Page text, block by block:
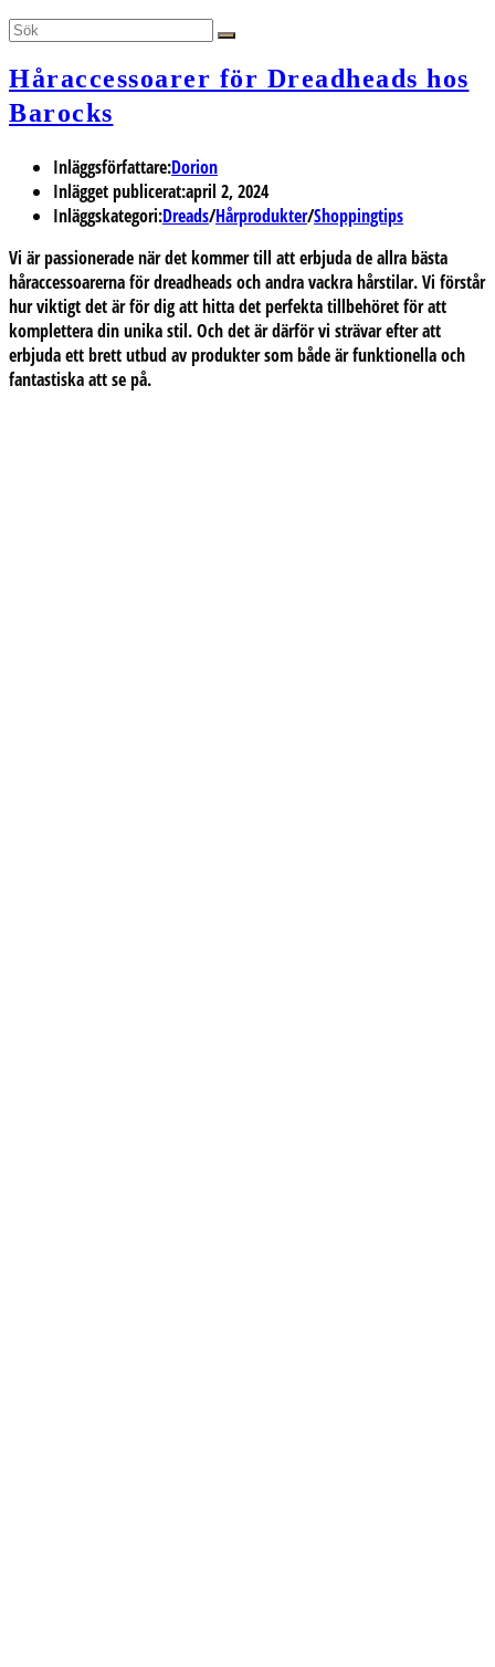
Håraccessoarer för Dreadheads hos
Barocks
Inläggsförfattare:Dorion
Inlägget publicerat:april 2, 2024
Inläggskategori:Dreads/Hårprodukter/Shoppingtips
Vi är passionerade när det kommer till att erbjuda de allra bästa
håraccessoarerna för dreadheads och andra vackra hårstilar. Vi förstår
hur viktigt det är för dig att hitta det perfekta tillbehöret för att
komplettera din unika stil. Och det är därför vi strävar efter att
erbjuda ett brett utbud av produkter som både är funktionella och
fantastiska att se på.